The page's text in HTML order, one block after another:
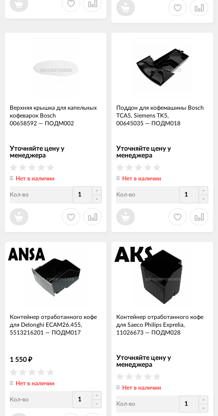
Верхняя крышка для капельных
кофеварок Bosch
00658592 — ПОДМ002
Уточняйте цену у
менеджера
Нет в наличии
Кол-во
Поддон для кофемашины Bosch
TCA5, Siemens TK5,
00645035 — ПОДМ018
Уточняйте цену у
менеджера
Нет в наличии
Кол-во
Контейнер отработанного кофе
для Delonghi ECAM26.455,
5513216201 — ПОДМ017
1 550 ₽
Нет в наличии
Кол-во
Контейнер отработанного кофе
для Saeco Philips Exprelia,
11026673 — ПОДМ028
Уточняйте цену у
менеджера
Нет в наличии
Кол-во